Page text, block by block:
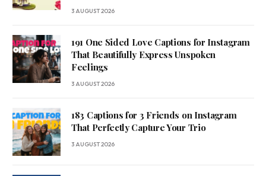
3 AUGUST 2026
191 One Sided Love Captions for Instagram
That Beautifully Express Unspoken
Feelings
3 AUGUST 2026
183 Captions for 3 Friends on Instagram
That Perfectly Capture Your Trio
3 AUGUST 2026